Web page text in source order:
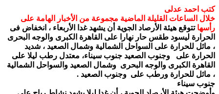
كتب احمد عدلى
خلال الساعات القليلة الماضية مجموعة من الأخبار الهامة على
رأسها تتوقع هيئة الأرصاد الجوية أن يشهد غدا الأربعاء ، انخفاض فى
الحرارة ليسود طقس حار نهارا على القاهرة الكبرى والوجه البحرى
، مائل للحرارة على السواحل الشمالية وشمال الصعيد ، شديد
الحرارة على وجنوب الصعيد جنوب سيناء، معتدل رطب ليلا على
القاهرة الكبرى والوجه البحرى وشمال الصعيد والسواحل الشمالية
، مائل للحرارة ورطب على وجنوب الصعيد .
جنوب سيناء